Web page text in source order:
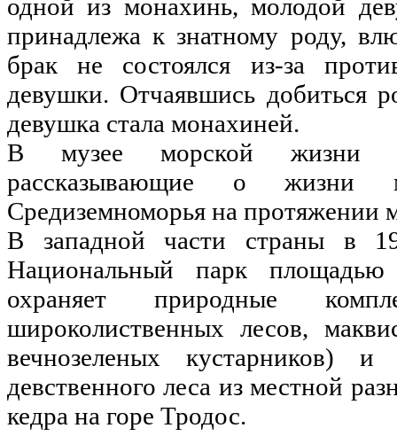
одной из монахинь, молодой
принадлежа к знатному роду,
брак не состоялся из-за
девушки. Отчаявшись добиться
девушка стала монахиней.
В музее морской жизни
рассказывающие о жизни
Средиземноморья на протяжении
В западной части страны в
Национальный парк
охраняет природные
широколиственных лесов,
вечнозеленых кустарников) и
девственного леса из местной
кедра на горе Тродос.